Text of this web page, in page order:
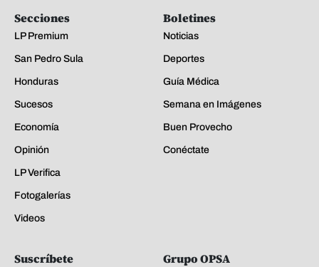
Secciones
LP Premium
San Pedro Sula
Honduras
Sucesos
Economía
Opinión
LP Verifica
Fotogalerías
Videos
Boletines
Noticias
Deportes
Guía Médica
Semana en Imágenes
Buen Provecho
Conéctate
Suscríbete Grupo OPSA